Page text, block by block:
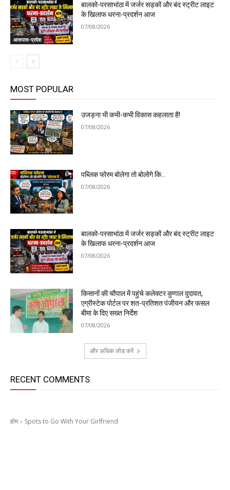
आसपास-प्रदेश
बालको-परसाभांठा में जर्जर सड़कों और बंद स्ट्रीट लाइट
के खिलाफ धरना-प्रदर्शन आज
07/08/2026
MOST POPULAR
उजड़ना भी कभी-कभी विकास कहलाता है!
07/08/2026
पब्लिक फोरम बोलेगा तो बोलोगे कि…
07/08/2026
बालको-परसाभांठा में जर्जर सड़कों और बंद स्ट्रीट लाइट
के खिलाफ धरना-प्रदर्शन आज
07/08/2026
किसानों की चौपाल में पहुंचे कलेक्टर कुणाल दुदावत,
एग्रीस्टेक पोर्टल पर शत-प्रतिशत पंजीयन और फसल
बीमा के दिए सख्त निर्देश
07/08/2026
और अधिक लोड करें
RECENT COMMENTS